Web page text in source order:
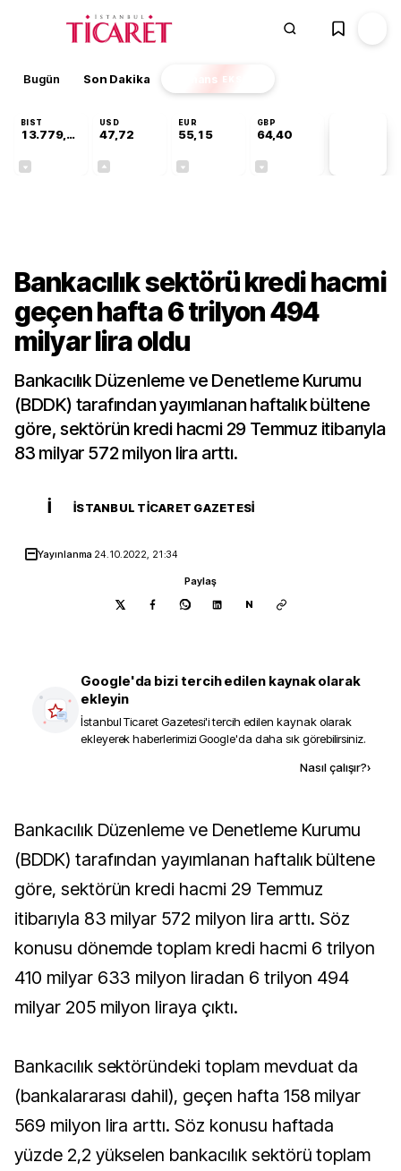
Bugün Son Dakika Finans EKSTRA
BIST
13.779,39
USD
47,72
EUR
55,15
GBP
64,40
Bankacılık sektörü kredi hacmi
geçen hafta 6 trilyon 494
milyar lira oldu
Bankacılık Düzenleme ve Denetleme Kurumu
(BDDK) tarafından yayımlanan haftalık bültene
göre, sektörün kredi hacmi 29 Temmuz itibarıyla
83 milyar 572 milyon lira arttı.
İ İSTANBUL TICARET GAZETESI
Yayınlanma 24.10.2022, 21:34
Paylaş
N
Google'da bizi tercih edilen kaynak olarak
ekleyin
İstanbul Ticaret Gazetesi'i tercih edilen kaynak olarak
ekleyerek haberlerimizi Google'da daha sık görebilirsiniz.
Nasıl çalışır?›
Bankacılık Düzenleme ve Denetleme Kurumu
(BDDK) tarafından yayımlanan haftalık bültene
göre, sektörün kredi hacmi 29 Temmuz
itibarıyla 83 milyar 572 milyon lira arttı. Söz
konusu dönemde toplam kredi hacmi 6 trilyon
410 milyar 633 milyon liradan 6 trilyon 494
milyar 205 milyon liraya çıktı.
Bankacılık sektöründeki toplam mevduat da
(bankalararası dahil), geçen hafta 158 milyar
569 milyon lira arttı. Söz konusu haftada
yüzde 2,2 yükselen bankacılık sektörü toplam